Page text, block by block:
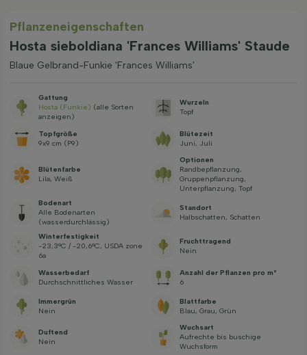
Pflanzeneigenschaften
Hosta sieboldiana 'Frances Williams' Staude
Blaue Gelbrand-Funkie 'Frances Williams'
Gattung
Hosta (Funkie) (alle Sorten
anzeigen)
Wurzeln
Topf
Topfgröße
9x9 cm (P9)
Blütezeit
Juni, Juli
Blütenfarbe
Lila, Weiß
Optionen
Randbepflanzung,
Gruppenpflanzung,
Unterpflanzung, Topf
Bodenart
Alle Bodenarten
(wasserdurchlässig)
Standort
Halbschatten, Schatten
Winterfestigkeit
-23,3°C / -20,6°C, USDA zone
6a
Fruchttragend
Nein
Wasserbedarf
Durchschnittliches Wasser
Anzahl der Pflanzen pro m²
6
Immergrün
Nein
Blattfarbe
Blau, Grau, Grün
Duftend
Nein
Wuchsart
Aufrechte bis buschige
Wuchsform